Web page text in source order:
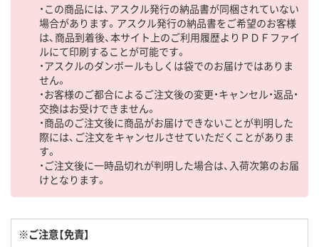
・この商品には、アスクル発行の納品書が同梱されていない
場合があります。アスクル発行の納品書をご希望のお客様
は、商品到着後、本サイト上のご利用履歴よりＰＤＦファイ
ルにて印刷することが可能です。
・アスクルのダンボールもしくは袋でのお届けではありま
せん。
・お客様のご都合によるご注文後の変更・キャンセル・返品・
交換はお受けできません。
・商品のご注文後に商品がお届けできないことが判明した
際には、ご注文をキャンセルさせていただくことがありま
す。
・ご注文後に一時品切れが判明した場合は、入荷次第のお届
けとなります。
※ご注意【免責】